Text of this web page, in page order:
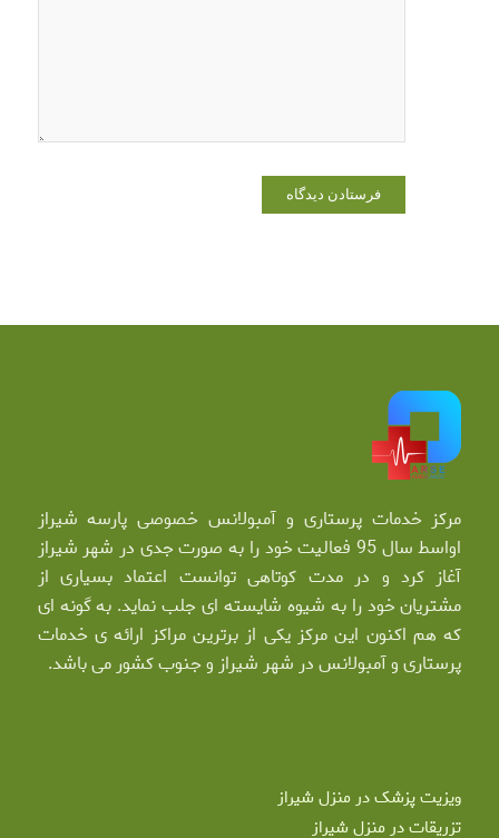
مرکز خدمات پرستاری و آمبولانس خصوصی پارسه شیراز
اواسط سال 95 فعالیت خود را به صورت جدی در شهر شیراز
آغاز کرد و در مدت کوتاهی توانست اعتماد بسیاری از
مشتریان خود را به شیوه شایسته ای جلب نماید. به گونه ای
که هم اکنون این مرکز یکی از برترین مراکز ارائه ی خدمات
پرستاری و آمبولانس در شهر شیراز و جنوب کشور می باشد.
ویزیت پزشک در منزل شیراز
تزریقات در منزل شیراز